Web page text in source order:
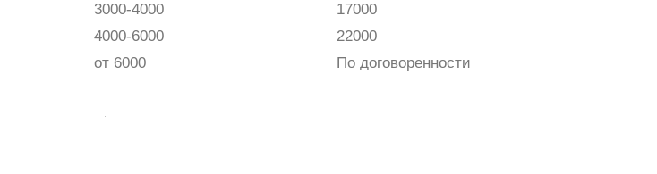
3000-4000
17000
4000-6000
22000
от 6000
По договоренности